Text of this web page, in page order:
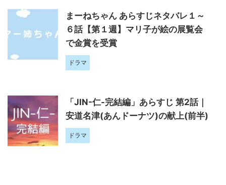
まーねちゃん あらすじネタバレ１～
６話【第１週】マリ子が絵の展覧会
で金賞を受賞
ドラマ
「JIN-仁-完結編」あらすじ 第2話｜
安道名津(あんドーナツ)の献上(前半)
ドラマ